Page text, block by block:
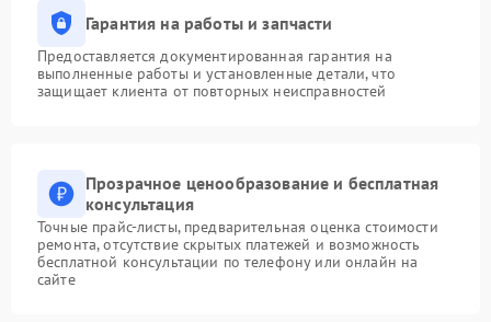
Гарантия на работы и запчасти
Предоставляется документированная гарантия на
выполненные работы и установленные детали, что
защищает клиента от повторных неисправностей
Прозрачное ценообразование и бесплатная
консультация
Точные прайс-листы, предварительная оценка стоимости
ремонта, отсутствие скрытых платежей и возможность
бесплатной консультации по телефону или онлайн на
сайте